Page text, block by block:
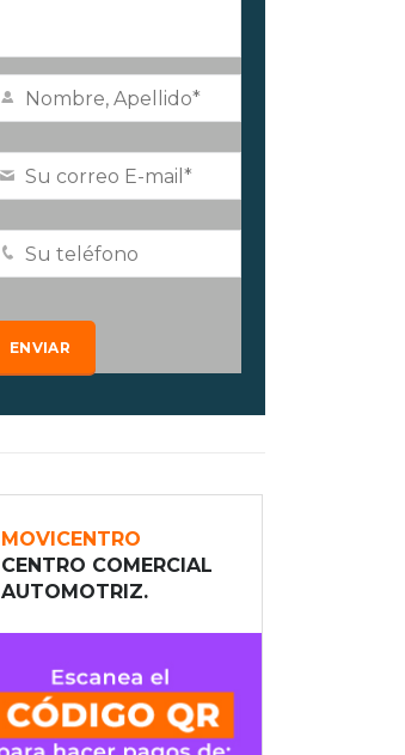
MOVICENTRO
CENTRO COMERCIAL
AUTOMOTRIZ.